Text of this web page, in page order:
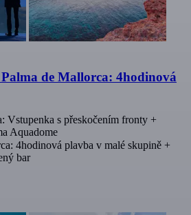
de Mallorca: 4hodinová
Vstupenka s přeskočením fronty +
Aquadome
4hodinová plavba v malé skupině +
bar